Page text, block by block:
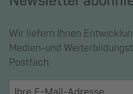
Wir liefern Ihnen
Medien-und
Postfach.